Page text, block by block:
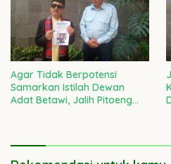
Agar Tidak Berpotensi
Samarkan Istilah Dewan
Adat Betawi, Jalih Pitoeng